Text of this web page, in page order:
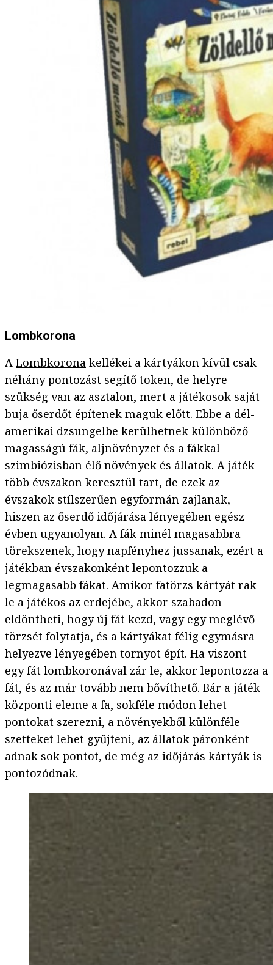
Lombkorona
A Lombkorona kellékei a kártyákon kívül csak
néhány pontozást segítő token, de helyre
szükség van az asztalon, mert a játékosok saját
buja őserdőt építenek maguk előtt. Ebbe a dél-
amerikai dzsungelbe kerülhetnek különböző
magasságú fák, aljnövényzet és a fákkal
szimbiózisban élő növények és állatok. A játék
több évszakon keresztül tart, de ezek az
évszakok stílszerűen egyformán zajlanak,
hiszen az őserdő időjárása lényegében egész
évben ugyanolyan. A fák minél magasabbra
törekszenek, hogy napfényhez jussanak, ezért a
játékban évszakonként lepontozzuk a
legmagasabb fákat. Amikor fatörzs kártyát rak
le a játékos az erdejébe, akkor szabadon
eldöntheti, hogy új fát kezd, vagy egy meglévő
törzsét folytatja, és a kártyákat félig egymásra
helyezve lényegében tornyot épít. Ha viszont
egy fát lombkoronával zár le, akkor lepontozza a
fát, és az már tovább nem bővíthető. Bár a játék
központi eleme a fa, sokféle módon lehet
pontokat szerezni, a növényekből különféle
szetteket lehet gyűjteni, az állatok páronként
adnak sok pontot, de még az időjárás kártyák is
pontozódnak.